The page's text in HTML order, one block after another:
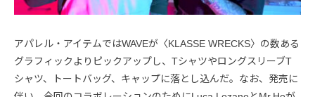
アパレル・アイテムではWAVEが〈KLASSE WRECKS〉の数ある
グラフィックよりピックアップし、TシャツやロングスリーブT
シャツ、トートバッグ、キャップに落とし込んだ。なお、発売に